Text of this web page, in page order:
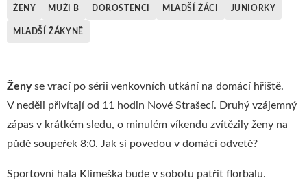
ŽENY MUŽI B DOROSTENCI MLADŠÍ ŽÁCI JUNIORKY
MLADŠÍ ŽÁKYNĚ
Ženyse vrací po sérii venkovních utkání na domácí hřiště.
V neděli přivítají od 11 hodin Nové Strašecí. Druhý vzájemný
zápas v krátkém sledu, o minulém víkendu zvítězily ženy na
půdě soupeřek 8:0. Jak si povedou v domácí odvetě?
Sportovní hala Klimeška bude v sobotu patřit florbalu.